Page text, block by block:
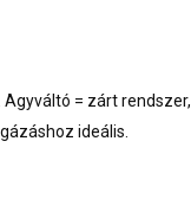
Agyváltó = zárt rendszer,
ideális.